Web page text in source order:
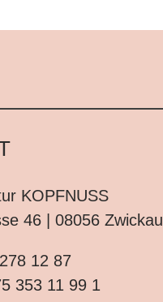
KOPFNUSS
46 | 08056 Zwickau
12 87
353 11 99 1